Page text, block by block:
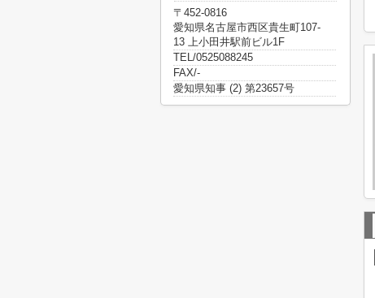
〒452-0816
愛知県名古屋市西区貴生町107-
13 上小田井駅前ビル1F
TEL/0525088245
FAX/-
愛知県知事 (2) 第23657号